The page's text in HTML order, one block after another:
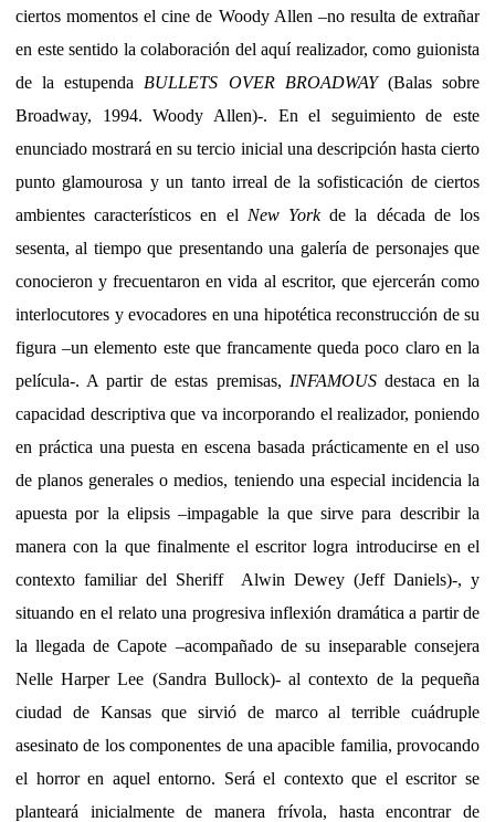
ciertos momentos el cine de Woody Allen –no resulta de extrañar
en este sentido la colaboración del aquí realizador, como guionista
de la estupenda BULLETS OVER BROADWAY(Balas sobre
Broadway, 1994. Woody Allen)-. En el seguimiento de este
enunciado mostrará en su tercio inicial una descripción hasta cierto
punto glamourosa y un tanto irreal de la sofisticación de ciertos
ambientes característicos en el New Yorkde la década de los
sesenta, al tiempo que presentando una galería de personajes que
conocieron y frecuentaron en vida al escritor, que ejercerán como
interlocutores y evocadores en una hipotética reconstrucción de su
figura –un elemento este que francamente queda poco claro en la
película-. A partir de estas premisas, INFAMOUSdestaca en la
capacidad descriptiva que va incorporando el realizador, poniendo
en práctica una puesta en escena basada prácticamente en el uso
de planos generales o medios, teniendo una especial incidencia la
apuesta por la elipsis –impagable la que sirve para describir la
manera con la que finalmente el escritor logra introducirse en el
contexto familiar del Sheriff
Alwin Dewey (Jeff Daniels)-, y
situando en el relato una progresiva inflexión dramática a partir de
la llegada de Capote –acompañado de su inseparable consejera
Nelle Harper Lee (Sandra Bullock)- al contexto de la pequeña
ciudad de Kansas que sirvió de marco al terrible cuádruple
asesinato de los componentes de una apacible familia, provocando
el horror en aquel entorno. Será el contexto que el escritor se
planteará inicialmente de manera frívola, hasta encontrar de